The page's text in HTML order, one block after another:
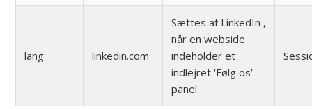
lang linkedin.com
Sættes af LinkedIn ,
når en webside
indeholder et
indlejret ‘Følg os’-
panel.